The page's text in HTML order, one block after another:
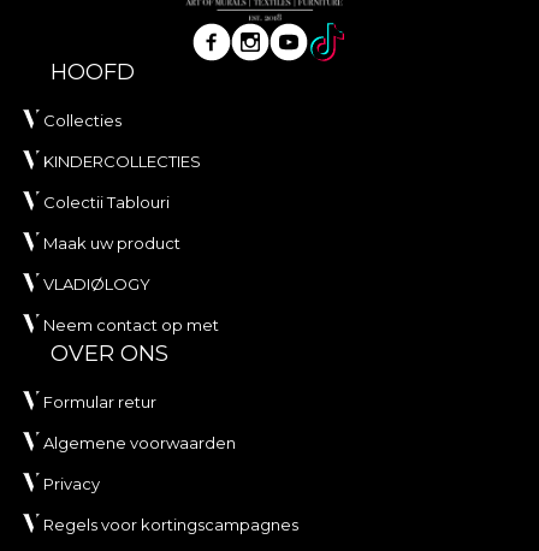
HOOFD
Collecties
KINDERCOLLECTIES
Colectii Tablouri
Maak uw product
VLADIØLOGY
Neem contact op met
OVER ONS
Formular retur
Algemene voorwaarden
Privacy
Regels voor kortingscampagnes